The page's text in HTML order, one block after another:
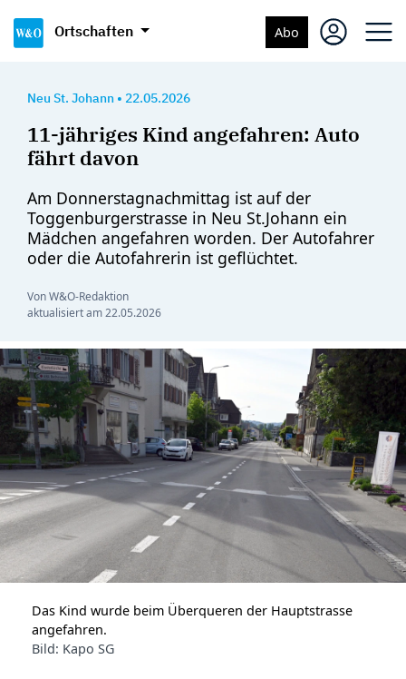
Ortschaften Abo
Neu St. Johann • 22.05.2026
11-jähriges Kind angefahren: Auto
fährt davon
Am Donnerstagnachmittag ist auf der
Toggenburgerstrasse in Neu St.Johann ein
Mädchen angefahren worden. Der Autofahrer
oder die Autofahrerin ist geflüchtet.
Von W&O-Redaktion
aktualisiert am22.05.2026
Das Kind wurde beim Überqueren der Hauptstrasse
angefahren.
Bild: Kapo SG